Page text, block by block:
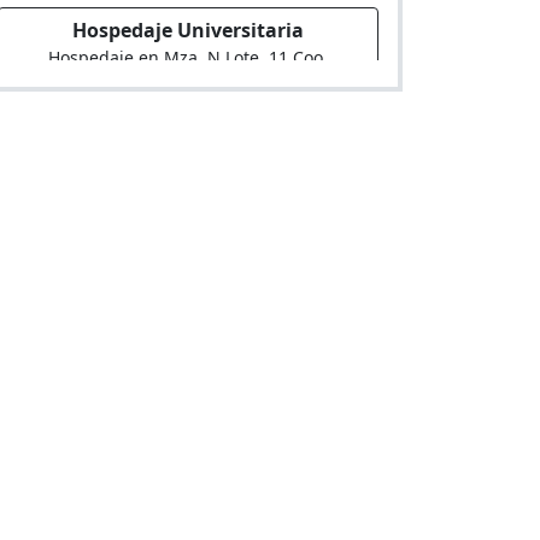
Hospedaje Universitaria
Hospedaje en Mza. N Lote. 11 Coo.
Huaytapallana